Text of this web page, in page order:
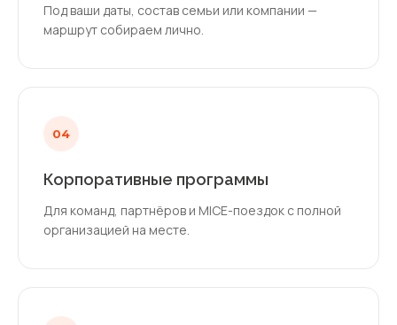
Под ваши даты, состав семьи или компании —
маршрут собираем лично.
04
Корпоративные программы
Для команд, партнёров и MICE-поездок с полной
организацией на месте.